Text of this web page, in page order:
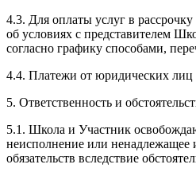
4.3. Для оплаты услуг в
об условиях с представителем
согласно графику способами,
4.4. Платежи от юридических
5. Ответственность и
5.1. Школа и Участник
неисполнение или ненадлежащее
обязательств вследствие